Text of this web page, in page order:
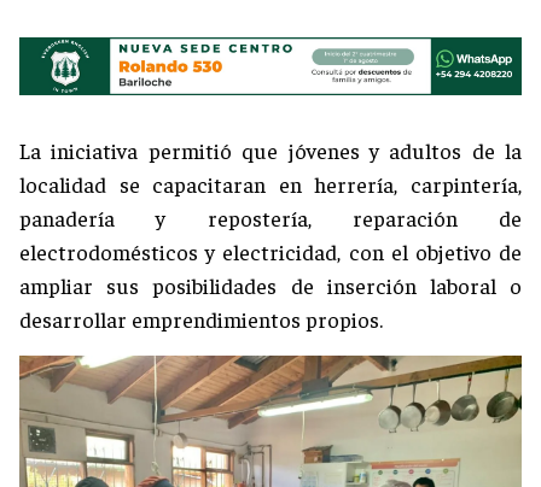
La iniciativa permitió que jóvenes y adultos de la
localidad se capacitaran en herrería, carpintería,
panadería y repostería, reparación de
electrodomésticos y electricidad, con el objetivo de
ampliar sus posibilidades de inserción laboral o
desarrollar emprendimientos propios.